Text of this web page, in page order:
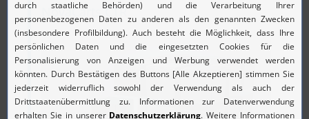
NovaCarts CTR